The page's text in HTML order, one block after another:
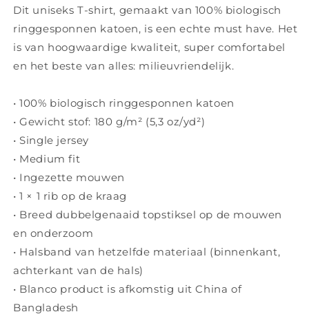
T-
van
biologisch
katoen
T-
shirt
van
biologisch
katoen
Dit uniseks T-shirt, gemaakt van 100% biologisch
ringgesponnen katoen, is een echte must have. Het
is van hoogwaardige kwaliteit, super comfortabel
en het beste van alles: milieuvriendelijk.
• 100% biologisch ringgesponnen katoen
• Gewicht stof: 180 g/m² (5,3 oz/yd²)
• Single jersey
• Medium fit
• Ingezette mouwen
• 1 × 1 rib op de kraag
• Breed dubbelgenaaid topstiksel op de mouwen
en onderzoom
• Halsband van hetzelfde materiaal (binnenkant,
achterkant van de hals)
• Blanco product is afkomstig uit China of
Bangladesh